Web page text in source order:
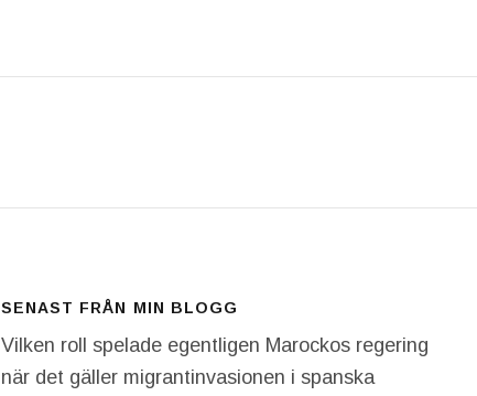
SENAST FRÅN MIN BLOGG
Vilken roll spelade egentligen Marockos regering
när det gäller migrantinvasionen i spanska